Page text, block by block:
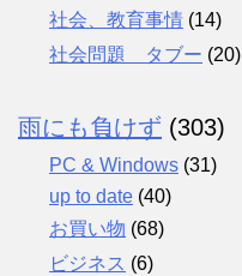
社会、教育事情 (14)
社会問題 タブー (20)
雨にも負けず (303)
PC & Windows (31)
up to date (40)
お買い物 (68)
ビジネス (6)